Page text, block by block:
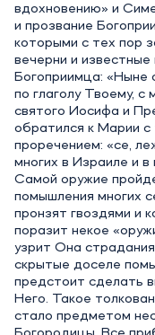
вдохновению» и
и прозвание
которыми с тех пор
вечерни и
Богоприимца: «Ныне
по глаголу Твоему,
святого Иосифа и
обратился к Марии
проречением: «се,
многих в Израиле и
Самой оружие
помышления многих
пронзят гвоздями и
поразит некое
узрит Она
скрытые доселе
предстоит сделать
Него. Такое
стало предметом